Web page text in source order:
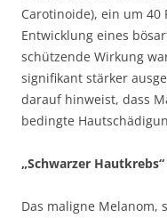
Carotinoide), ein um
Entwicklung eines
schützende Wirkung
signifikant stärker
darauf hinweist, dass
bedingte
„Schwarzer
Das maligne Melanom,